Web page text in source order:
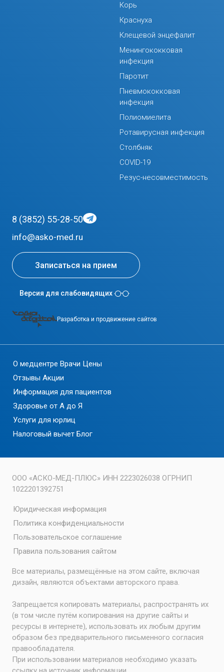
Корь
Краснуха
Клещевой энцефалит
Менингококковая
инфекция
Паротит
Пневмококковая
инфекция
Полиомиелита
Ротавирусная инфекция
Столбняк
COVID-19
Резус-несовместимость
8 (3852) 55-28-50
info@asko-med.ru
Записаться на прием
Версия для слабовидящих
Разработка и продвижение сайтов
О медцентре Врачи Цены
Отзывы Акции
Информация для пациентов
Здоровье от А до Я
Услуги для юрлиц
Налоговый вычет Блог
ООО «АСКО-МЕД-ПЛЮС» ИНН 2223026038 ОГРНИП
1022201392751
Юридическая информация
Политика конфиденциальности
Пользовательское соглашение
Правила пользования сайтом
Все материалы, размещённые на этом сайте, включая
дизайн, являются объектами авторского права.
Запрещается копировать материалы, распространять их
(в том числе путём копирования на другие сайты и
ресурсы в интернете), использовать их любым другим
образом без предварительного письменного согласия
правообладателя.
При использовании материалов необходимо указать